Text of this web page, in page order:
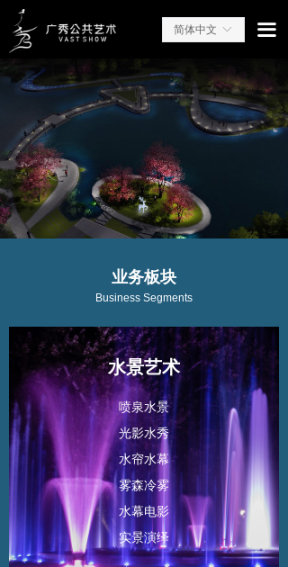
ꀅ
简体中文 끀
业务板块
Business Segments
水景艺术
喷泉水景
光影水秀
水帘水幕
雾森冷雾
水幕电影
实景演绎